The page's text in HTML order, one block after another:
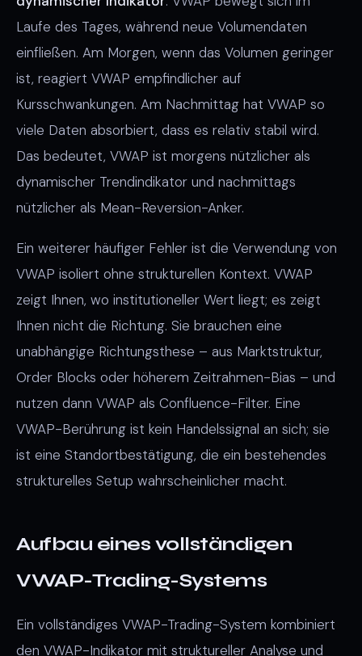
Laufe des Tages, während neue Volumendaten
einfließen. Am Morgen, wenn das Volumen geringer
ist, reagiert VWAP empfindlicher auf
Kursschwankungen. Am Nachmittag hat VWAP so
viele Daten absorbiert, dass es relativ stabil wird.
Das bedeutet, VWAP ist morgens nützlicher als
dynamischer Trendindikator und nachmittags
nützlicher als Mean-Reversion-Anker.
Ein weiterer häufiger Fehler ist die Verwendung von
VWAP isoliert ohne strukturellen Kontext. VWAP
zeigt Ihnen, wo institutioneller Wert liegt; es zeigt
Ihnen nicht die Richtung. Sie brauchen eine
unabhängige Richtungsthese – aus Marktstruktur,
Order Blocks oder höherem Zeitrahmen-Bias – und
nutzen dann VWAP als Confluence-Filter. Eine
VWAP-Berührung ist kein Handelssignal an sich; sie
ist eine Standortbestätigung, die ein bestehendes
strukturelles Setup wahrscheinlicher macht.
Aufbau eines vollständigen
VWAP-Trading-Systems
Ein vollständiges VWAP-Trading-System kombiniert
den VWAP-Indikator mit struktureller Analyse und